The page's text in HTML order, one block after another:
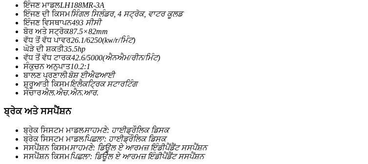
ਇੰਜਣ ਮਾਡਲLH188MR-3A
ਇੰਜਣ ਦੀ ਕਿਸਮਸਿੰਗਲ ਸਿਲੰਡਰ, 4 ਸਟ੍ਰੋਕ, ਵਾਟਰ ਕੂਲਡ
ਇੰਜਣ ਵਿਸਥਾਪਨ493 ਸੀਸੀ
ਬੋਰ ਅਤੇ ਸਟ੍ਰੋਕ87.5×82mm
ਵੱਧ ਤੋਂ ਵੱਧ ਪਾਵਰ26.1/6250(kw/r/ਮਿੰਟ)
ਘੋੜੇ ਦੀ ਸ਼ਕਤੀ35.5hp
ਵੱਧ ਤੋਂ ਵੱਧ ਟਾਰਕ42.6/5000(ਐਨਐਮ/ਰੀਨ/ਮਿੰਟ)
ਸੰਕੁਚਨ ਅਨੁਪਾਤ10.2:1
ਬਾਲਣ ਪ੍ਰਣਾਲੀਬੋਸ਼ ਈਐਫਆਈ
ਸ਼ੁਰੂਆਤੀ ਕਿਸਮਇਲੈਕਟ੍ਰਿਕ ਸਟਾਰਟਿੰਗ
ਸੰਚਾਰਐਲ.ਐਚ.ਐਨ.ਆਰ.
ਬ੍ਰੇਕ ਅਤੇ ਸਸਪੈਂਸ਼ਨ
ਬ੍ਰੇਕ ਸਿਸਟਮ ਮਾਡਲਸਾਹਮਣੇ: ਹਾਈਡ੍ਰੌਲਿਕ ਡਿਸਕ
ਬ੍ਰੇਕ ਸਿਸਟਮ ਮਾਡਲਪਿਛਲਾ: ਹਾਈਡ੍ਰੌਲਿਕ ਡਿਸਕ
ਸਸਪੈਂਸ਼ਨ ਕਿਸਮਸਾਹਮਣੇ: ਡਿਊਲ ਏ ਆਰਮਜ਼ ਇੰਡੀਪੈਂਡੈਂਟ ਸਸਪੈਂਸ਼ਨ
ਸਸਪੈਂਸ਼ਨ ਕਿਸਮਪਿਛਲਾ: ਡਿਊਲ ਏ ਆਰਮਜ਼ ਇੰਡੀਪੈਂਡੈਂਟ ਸਸਪੈਂਸ਼ਨ